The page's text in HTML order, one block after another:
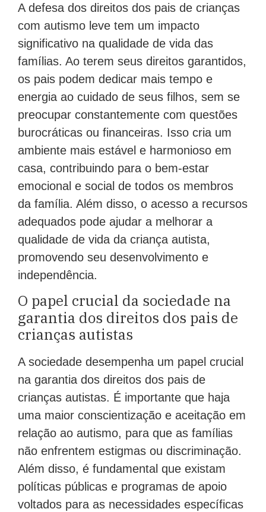
A defesa dos direitos dos pais de crianças
com autismo leve tem um impacto
significativo na qualidade de vida das
famílias. Ao terem seus direitos garantidos,
os pais podem dedicar mais tempo e
energia ao cuidado de seus filhos, sem se
preocupar constantemente com questões
burocráticas ou financeiras. Isso cria um
ambiente mais estável e harmonioso em
casa, contribuindo para o bem-estar
emocional e social de todos os membros
da família. Além disso, o acesso a recursos
adequados pode ajudar a melhorar a
qualidade de vida da criança autista,
promovendo seu desenvolvimento e
independência.
O papel crucial da sociedade na
garantia dos direitos dos pais de
crianças autistas
A sociedade desempenha um papel crucial
na garantia dos direitos dos pais de
crianças autistas. É importante que haja
uma maior conscientização e aceitação em
relação ao autismo, para que as famílias
não enfrentem estigmas ou discriminação.
Além disso, é fundamental que existam
políticas públicas e programas de apoio
voltados para as necessidades específicas